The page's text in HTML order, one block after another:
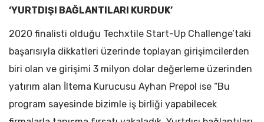
‘YURTDIŞI BAĞLANTILARI KURDUK’
2020 finalisti olduğu Techxtile Start-Up Challenge’taki
başarısıyla dikkatleri üzerinde toplayan girişimcilerden
biri olan ve girişimi 3 milyon dolar değerleme üzerinden
yatırım alan İltema Kurucusu Ayhan Prepol ise “Bu
program sayesinde bizimle iş birliği yapabilecek